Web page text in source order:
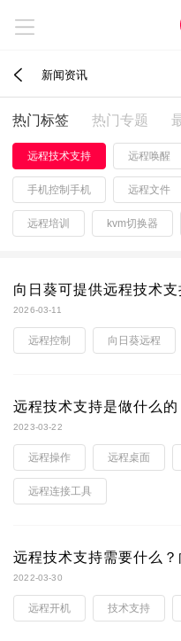

 新闻资讯
热门标签 热门专题
远程技术支持 远程唤醒
手机控制手机 远程文件
远程培训 kvm切换器
向日葵可提供远程技术
2026-03-11
远程控制 向日葵远程
远程技术支持是做什么的
2023-03-22
远程操作 远程桌面
远程连接工具
远程技术支持需要什么
2022-03-30
远程开机 技术支持